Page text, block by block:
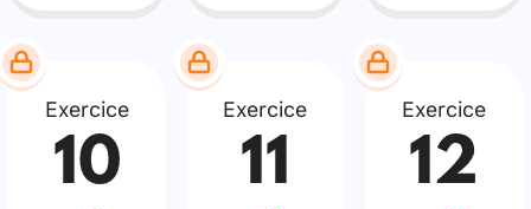
Exercice
10
Exercice
11
Exercice
12